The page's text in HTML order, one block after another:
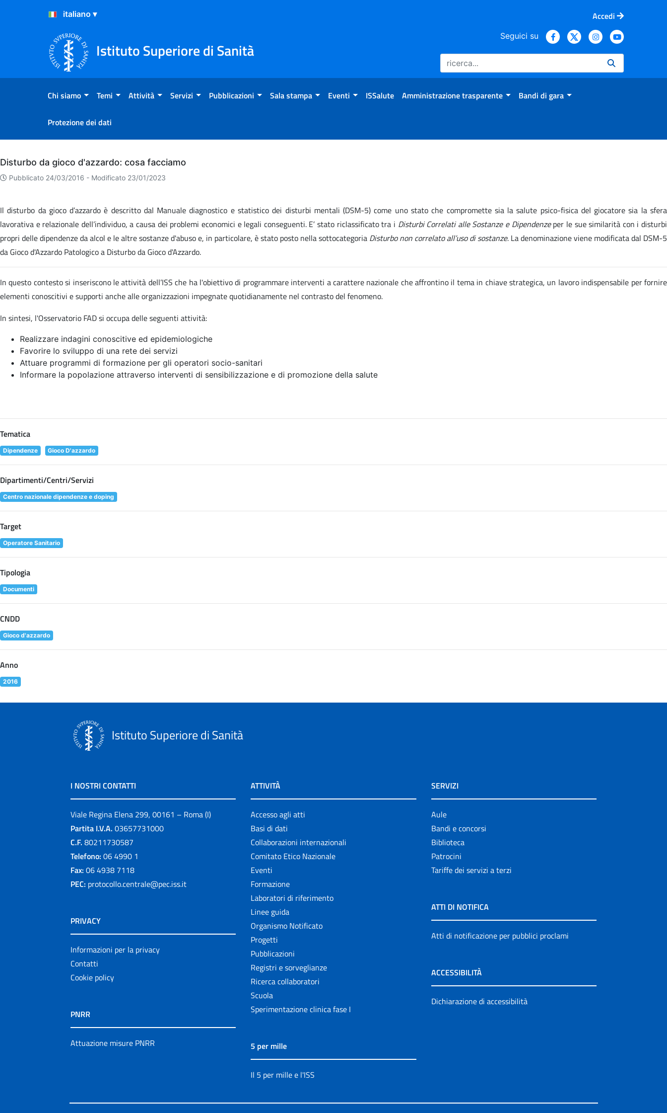
Salta al Contenuto
Salta al Footer
Accedi
Istituto Superiore di Sanità
Seguici su
Chi siamo Temi Attività Servizi Pubblicazioni Sala stampa Eventi ISSalute Amministrazione trasparente Bandi di gara
Protezione dei dati
Archivio
Disturbo da gioco d'azzardo: cosa facciamo
Pubblicato 24/03/2016 - Modificato 23/01/2023
Il disturbo da gioco d’azzardo è descritto dal Manuale diagnostico e statistico dei disturbi mentali (DSM-5) come uno stato che compromette sia la salute psico-fisica del giocatore sia la sfera
lavorativa e relazionale dell’individuo, a causa dei problemi economici e legali conseguenti. E’ stato riclassificato tra i Disturbi Correlati alle Sostanze e Dipendenzeper le sue similarità con i disturbi
propri delle dipendenze da alcol e le altre sostanze d'abuso e, in particolare, è stato posto nella sottocategoria Disturbo non correlato all’uso di sostanze. La denominazione viene modificata dal DSM-5
da Gioco d'Azzardo Patologico a Disturbo da Gioco d'Azzardo.
In questo contesto si inseriscono le attività dell’ISS che ha l'obiettivo di programmare interventi a carattere nazionale che affrontino il tema in chiave strategica, un lavoro indispensabile per fornire
elementi conoscitivi e supporti anche alle organizzazioni impegnate quotidianamente nel contrasto del fenomeno.
In sintesi, l'Osservatorio FAD si occupa delle seguenti attività:
Realizzare indagini conoscitive ed epidemiologiche
Favorire lo sviluppo di una rete dei servizi
Attuare programmi di formazione per gli operatori socio-sanitari
Informare la popolazione attraverso interventi di sensibilizzazione e di promozione della salute
Tematica
Dipendenze Gioco D'azzardo
Dipartimenti/Centri/Servizi
Centro nazionale dipendenze e doping
Target
Operatore Sanitario
Tipologia
Documenti
CNDD
Gioco d'azzardo
Anno
2016
Istituto Superiore di Sanità
I NOSTRI CONTATTI
Viale Regina Elena 299, 00161 – Roma (I)
Partita I.V.A. 03657731000
C.F. 80211730587
Telefono: 06 4990 1
Fax: 06 4938 7118
PEC: protocollo.centrale@pec.iss.it
PRIVACY
Informazioni per la privacy
Contatti
Cookie policy
PNRR
Attuazione misure PNRR
ATTIVITÀ
Accesso agli atti
Basi di dati
Collaborazioni internazionali
Comitato Etico Nazionale
Eventi
Formazione
Laboratori di riferimento
Linee guida
Organismo Notificato
Progetti
Pubblicazioni
Registri e sorveglianze
Ricerca collaboratori
Scuola
Sperimentazione clinica fase I
5 per mille
Il 5 per mille e l'ISS
SERVIZI
Aule
Bandi e concorsi
Biblioteca
Patrocini
Tariffe dei servizi a terzi
ATTI DI NOTIFICA
Atti di notificazione per pubblici proclami
ACCESSIBILITÀ
Dichiarazione di accessibilità